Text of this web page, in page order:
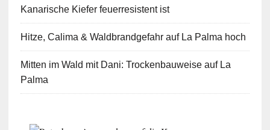
Kanarische Kiefer feuerresistent ist
Hitze, Calima & Waldbrandgefahr auf La Palma hoch
Mitten im Wald mit Dani: Trockenbauweise auf La
Palma